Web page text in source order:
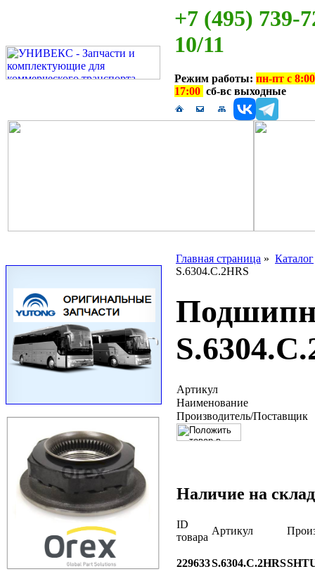
+7 (495) 739-
10/11
Режим работы: пн-пт с
17:00 сб-вс выходные
Главная страница » Каталог
S.6304.C.2HRS
Артикул
Наименование
Производитель/Поставщик
Наличие на
ID
товара
Артикул
229633S.6304.C.2HRS